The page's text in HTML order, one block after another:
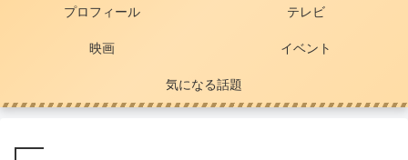
プロフィール テレビ
映画 イベント
気になる話題